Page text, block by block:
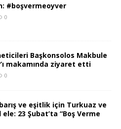
#boşvermeoyver
0
Başkonsolos Makbule
makamında ziyaret etti
0
ve eşitlik için Turkuaz ve
23 Şubat’ta “Boş Verme